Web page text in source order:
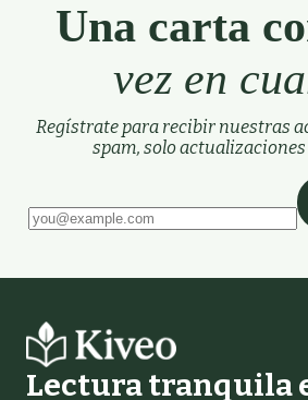
Una carta
vez en
Regístrate para recibir nuestras
spam, solo
Lectura tranquila